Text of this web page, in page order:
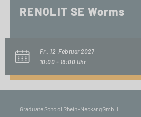
RENOLIT SE Worms
Fr., 12. Februar 2027
10:00 - 16:00 Uhr
Graduate School Rhein-Neckar gGmbH